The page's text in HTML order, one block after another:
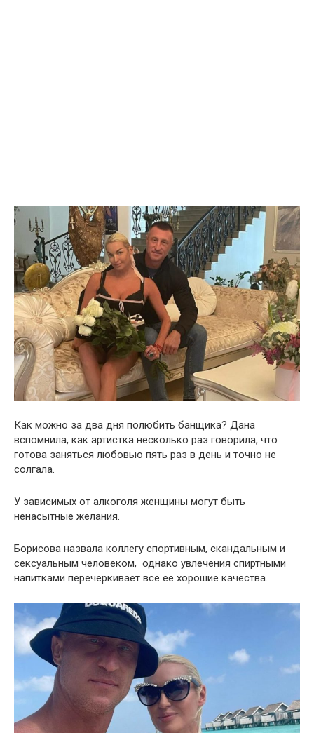
Как можно за два дня полюбить банщика? Дана
вспомнила, как артистка несколько раз говорила, что
готова заняться любовью пять раз в день и точно не
солгала.
У зависимых от алкоголя женщины могут быть
ненасытные желания.
Борисова назвала коллегу спортивным, скандальным и
сексуальным человеком, однако увлечения спиртными
напитками перечеркивает все ее хорошие качества.